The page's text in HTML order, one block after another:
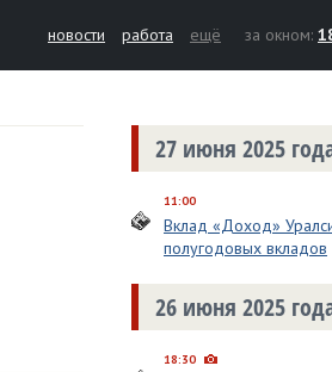
новости работа ещё за окном:
27 июня 2025
11:00
Вклад «Доход»
полугодовых вкладов
26 июня 2025
18:30